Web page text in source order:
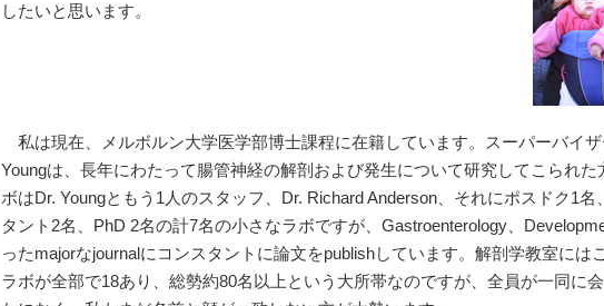
したいと思います。
私は現在、メルボルン大学医学部博士課程に在籍しています。スーパーバイザ
Youngは、長年にわたって腸管神経の解剖および発生について研究してこられた
ボはDr. Youngともう1人のスタッフ、Dr. Richard Anderson、それにポスドク1名
タント2名、PhD 2名の計7名の小さなラボですが、Gastroenterology、
ったmajorなjournalにコンスタントに論文をpublishしています。解剖学教室には
ラボが全部で18あり、総勢約80名以上という大所帯なのですが、全員が一同に